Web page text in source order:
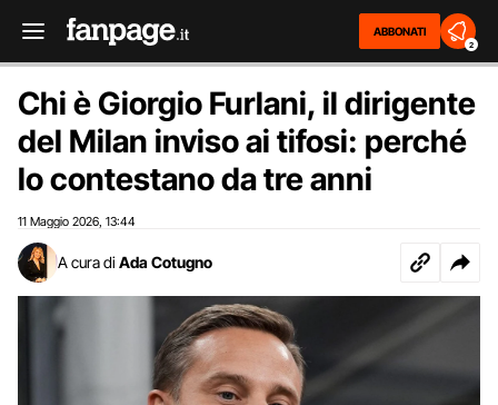
ABBONATI
2
Chi è Giorgio Furlani, il dirigente
del Milan inviso ai tifosi: perché
lo contestano da tre anni
11 Maggio 2026 13:44
A cura di Ada Cotugno